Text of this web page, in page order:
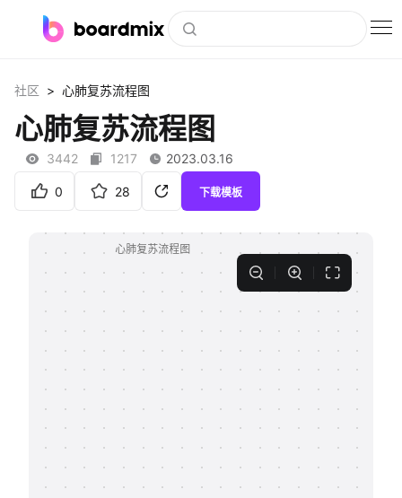
社区资源
下载
私有化部署
客户案例
支持
帮助中心
社区 > 心肺复苏流程图
心肺复苏流程图
3442 1217 2023.03.16
0 28 下载模板